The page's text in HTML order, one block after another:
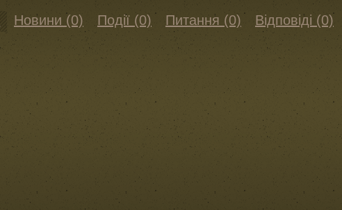
Новини (0) Події (0) Питання (0) Відповіді (0)